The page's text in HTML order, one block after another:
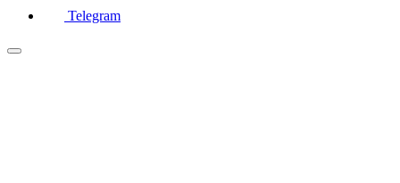
Telegram